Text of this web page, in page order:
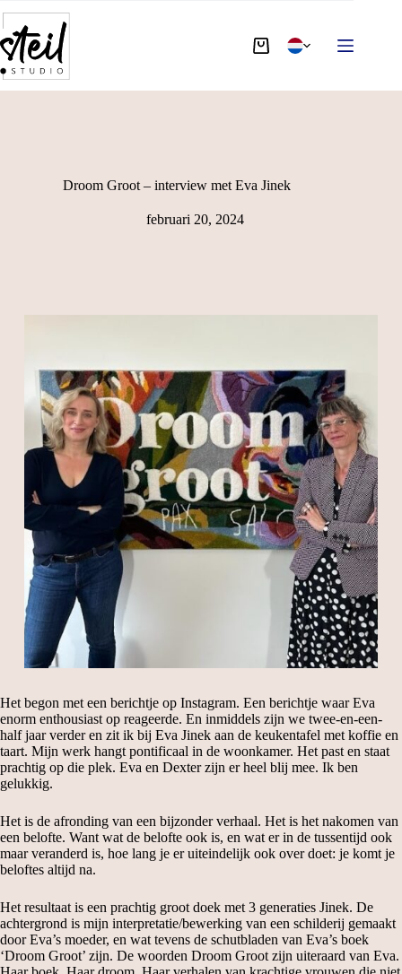
Droom Groot – interview met Eva Jinek
februari 20, 2024
Het begon met een berichtje op Instagram. Een berichtje waar Eva
enorm enthousiast op reageerde. En inmiddels zijn we twee-en-een-
half jaar verder en zit ik bij Eva Jinek aan de keukentafel met koffie en
taart. Mijn werk hangt pontificaal in de woonkamer. Het past en staat
prachtig op die plek. Eva en Dexter zijn er heel blij mee. Ik ben
gelukkig.
Het is de afronding van een bijzonder verhaal. Het is het nakomen van
een belofte. Want wat de belofte ook is, en wat er in de tussentijd ook
maar veranderd is, hoe lang je er uiteindelijk ook over doet: je komt je
beloftes altijd na.
Het resultaat is een prachtig groot doek met 3 generaties Jinek. De
achtergrond is mijn interpretatie/bewerking van een schilderij gemaakt
door Eva’s moeder, en wat tevens de schutbladen van Eva’s boek
‘Droom Groot’ zijn. De woorden Droom Groot zijn uiteraard van Eva.